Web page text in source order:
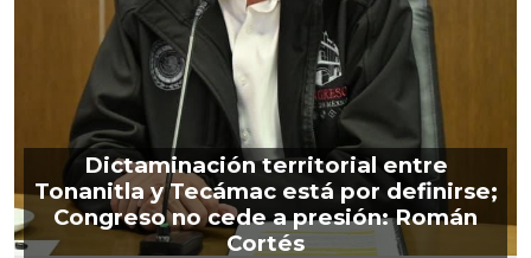
Dictaminación territorial entre
Tonanitla y Tecámac está por definirse;
Congreso no cede a presión: Román
Cortés